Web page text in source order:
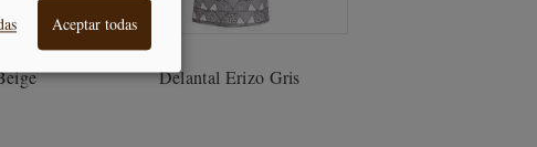
Delantal Erizo Gris
Aceptar todas